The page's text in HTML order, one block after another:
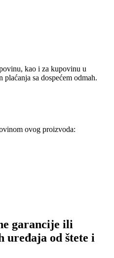
kao i za kupovinu u
sa dospećem odmah.
ovog proizvoda:
garancije ili
uređaja od štete i